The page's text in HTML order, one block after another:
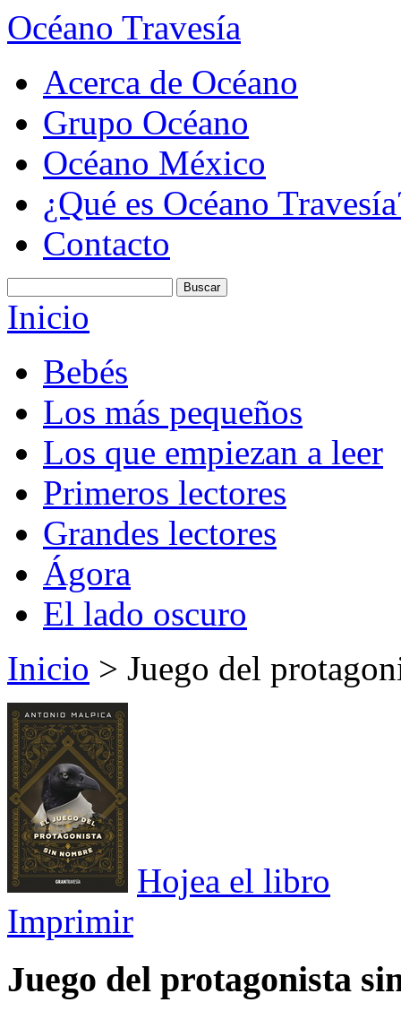
Océano Travesía
Acerca de Océano
Grupo Océano
Océano México
¿Qué es Océano
Contacto
Inicio
Bebés
Los más pequeños
Los que empiezan a leer
Primeros lectores
Grandes lectores
Ágora
El lado oscuro
Inicio > Juego del
Hojea el libro
Imprimir
Juego del protagonista